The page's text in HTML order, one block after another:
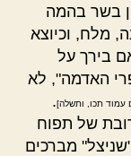
בשר בהמה
מלח, וכיוצא
בירך על
האדמה", לא
עמוד תכו, ותשלה].
של תפוח
מברכים